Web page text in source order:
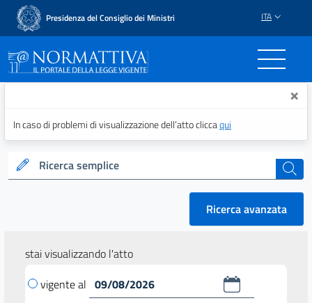
Presidenza del Consiglio dei Ministri ITA
Normattiva - Il portale ×
In caso di problemi di visualizzazione dell’atto cliccaqui
Ricerca semplice cerca
Ricerca avanzata
stai visualizzando l'atto
vigente al